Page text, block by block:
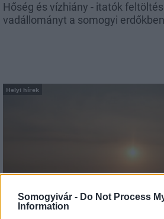
Somogyivár - Do Not Process
Information
Hőség és vízhiány - itatók
vadállományt a somogyi erdőkben
Helyi hírek
Amire többmillióan vártunk:
csökken a riasztás